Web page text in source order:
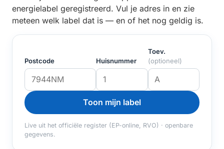
energielabel geregistreerd. Vul je adres in en zie
meteen welk label dat is — en of het nog geldig is.
Postcode Huisnummer
Toev.
(optioneel)
Toon mijn label
Live uit het officiële register (EP-online, RVO) · openbare
gegevens.